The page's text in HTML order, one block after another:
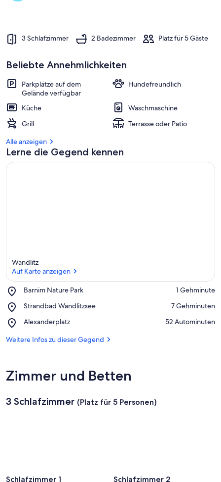
3 Schlafzimmer 2 Badezimmer Platz für 5 Gäste
Beliebte Annehmlichkeiten
Parkplätze auf dem
Gelände verfügbar
Hundefreundlich
Küche
Waschmaschine
Grill
Terrasse oder Patio
Alle anzeigen
Lerne die Gegend kennen
Wandlitz
Auf Karte anzeigen
Barnim Nature Park
Place,
Nature
‪1 Gehminute‬
Strandbad Wandlitzsee
Place,
Wandlitzsee
‪7 Gehminuten‬
Alexanderplatz
Place,
‪52 Autominuten‬
Weitere Infos zu dieser Gegend
Zimmer und Betten
3 Schlafzimmer (Platz für 5 Personen)
Schlafzimmer 1 Schlafzimmer 2